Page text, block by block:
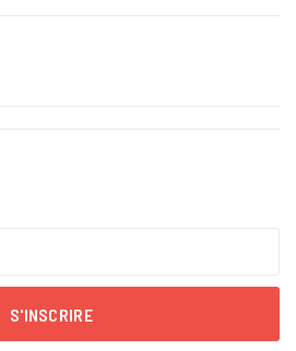
S'INSCRIRE